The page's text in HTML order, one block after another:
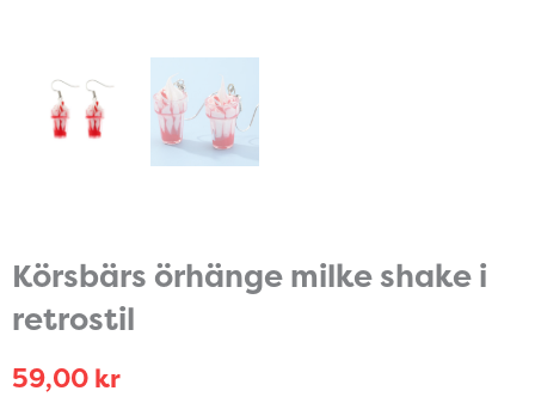
Körsbärs örhänge milke shake i
retrostil
59,00 kr